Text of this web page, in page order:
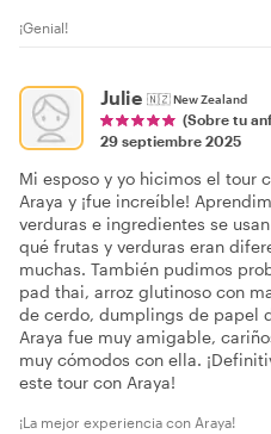
¡Genial!
Julie 🇳🇿New Zealand
(Sobre tu
29 septiembre 2025
Mi esposo y yo hicimos el tour
Araya y ¡fue increíble!
verduras e ingredientes se
qué frutas y verduras eran
muchas. También pudimos
pad thai, arroz glutinoso con
de cerdo, dumplings de papel
Araya fue muy amigable,
muy cómodos con ella.
este tour con Araya!
¡La mejor experiencia con Araya!